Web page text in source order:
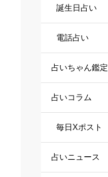
誕生日占い
電話占い
占いちゃん鑑定
占いコラム
毎日Xポスト
占いニュース